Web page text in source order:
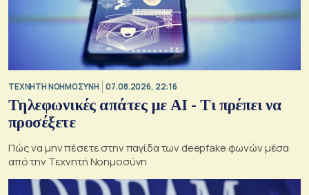
TΕΧΝΗΤΗ ΝΟΗΜΟΣΥΝΗ 07.08.2026, 22:16
Τηλεφωνικές απάτες με ΑΙ - Τι πρέπει να
προσέξετε
Πώς να μην πέσετε στην παγίδα των deepfake φωνών μέσα
από την Τεχνητή Νοημοσύνη